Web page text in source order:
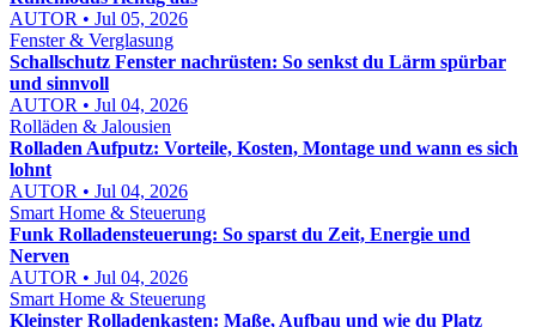
AUTOR • Jul 05, 2026
Fenster & Verglasung
Schallschutz Fenster nachrüsten: So senkst du Lärm spürbar
und sinnvoll
AUTOR • Jul 04, 2026
Rolläden & Jalousien
Rolladen Aufputz: Vorteile, Kosten, Montage und wann es sich
lohnt
AUTOR • Jul 04, 2026
Smart Home & Steuerung
Funk Rolladensteuerung: So sparst du Zeit, Energie und
Nerven
AUTOR • Jul 04, 2026
Smart Home & Steuerung
Kleinster Rolladenkasten: Maße, Aufbau und wie du Platz